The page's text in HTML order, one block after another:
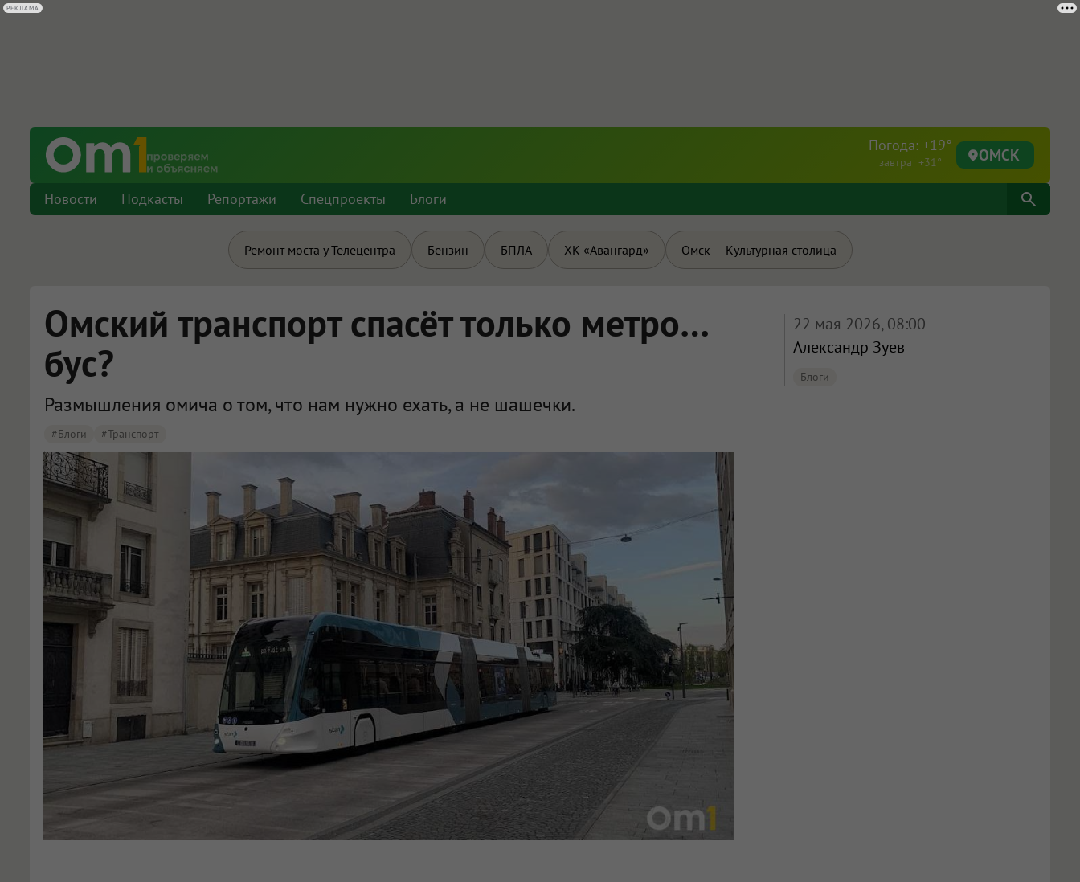
Погода: +19°
завтра +31° ОМСК
Новости Подкасты Репортажи Спецпроекты Блоги
Ремонт моста у Телецентра Бензин БПЛА ХК «Авангард» Омск — Культурная столица
Омский транспорт спасёт только метро…
бус?
Размышления омича о том, что нам нужно ехать, а не шашечки.
#Блоги #Транспорт
22 мая 2026, 08:00
Александр Зуев
Блоги
РЕКЛАМА